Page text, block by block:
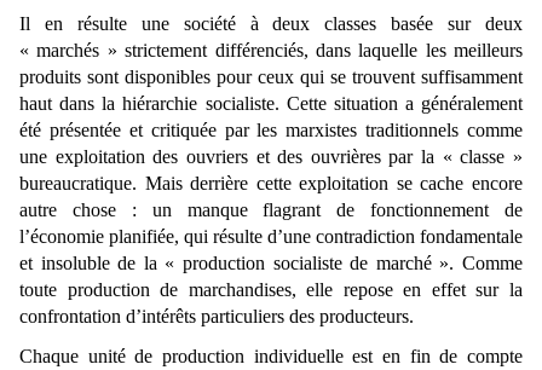
Il en résulte une société à deux classes basée sur deux
« marchés » strictement différenciés, dans laquelle les meilleurs
produits sont disponibles pour ceux qui se trouvent suffisamment
haut dans la hiérarchie socialiste. Cette situation a généralement
été présentée et critiquée par les marxistes traditionnels comme
une exploitation des ouvriers et des ouvrières par la « classe »
bureaucratique. Mais derrière cette exploitation se cache encore
autre chose : un manque flagrant de fonctionnement de
l’économie planifiée, qui résulte d’une contradiction fondamentale
et insoluble de la « production socialiste de marché ». Comme
toute production de marchandises, elle repose en effet sur la
confrontation d’intérêts particuliers des producteurs.
Chaque unité de production individuelle est en fin de compte